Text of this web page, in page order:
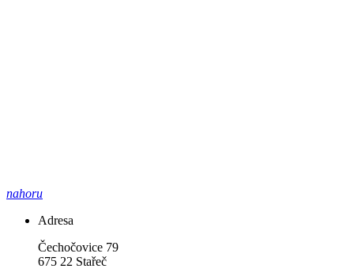
nahoru
Adresa
Čechočovice 79
675 22 Stařeč